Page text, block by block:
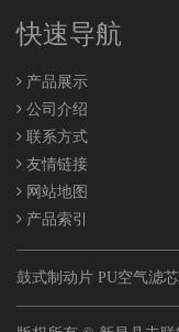
快速导航
产品展示
公司介绍
联系方式
友情链接
网站地图
产品索引
鼓式制动片 PU空气滤芯